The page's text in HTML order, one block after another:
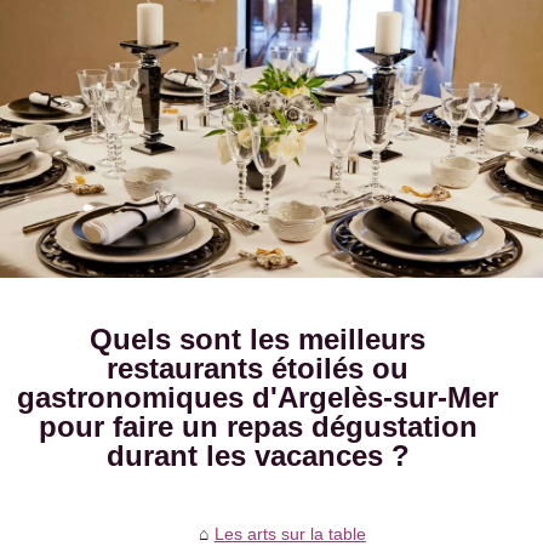
Quels sont les meilleurs
restaurants étoilés ou
gastronomiques d'Argelès-sur-Mer
pour faire un repas dégustation
durant les vacances ?
Les arts sur la table